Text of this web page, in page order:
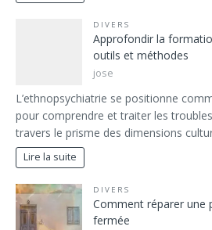
DIVERS
Approfondir la
outils et méthodes
jose
L’ethnopsychiatrie se positionne
pour comprendre et traiter les
travers le prisme des dimensions
Lire la suite
DIVERS
Comment réparer une
fermée